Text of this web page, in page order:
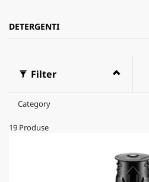
DETERGENTI
Filter
Category
19 Produse